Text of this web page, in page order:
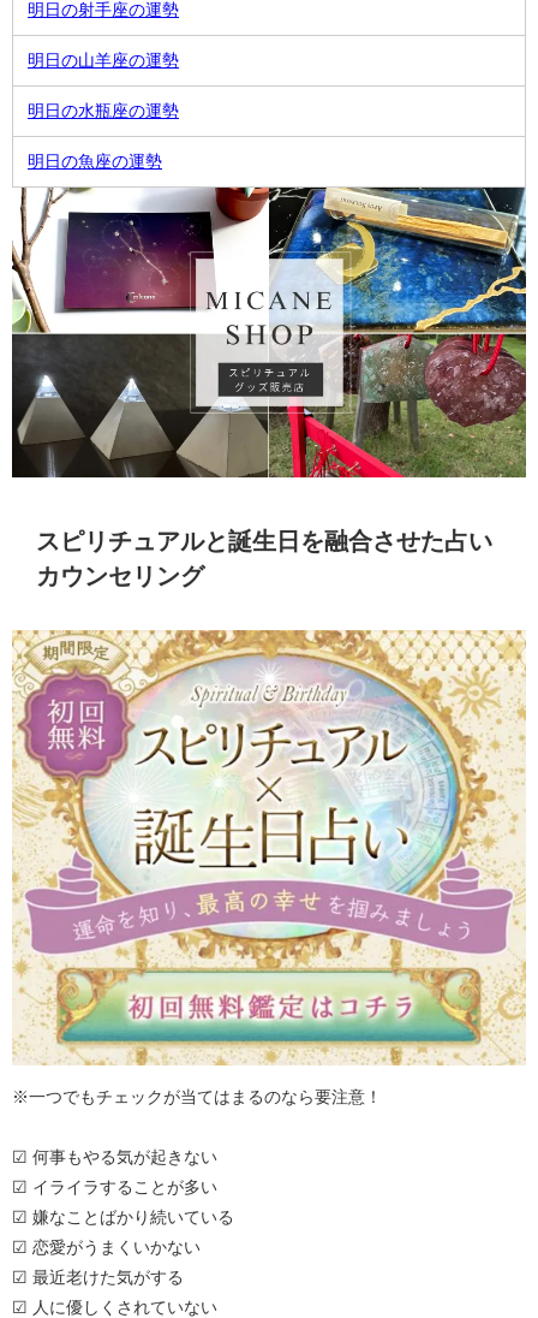
明日の射手座の運勢
明日の山羊座の運勢
明日の水瓶座の運勢
明日の魚座の運勢
スピリチュアルと誕生日を融合させた占い
カウンセリング
※一つでもチェックが当てはまるのなら要注意！
☑ 何事もやる気が起きない
☑ イライラすることが多い
☑ 嫌なことばかり続いている
☑ 恋愛がうまくいかない
☑ 最近老けた気がする
☑ 人に優しくされていない